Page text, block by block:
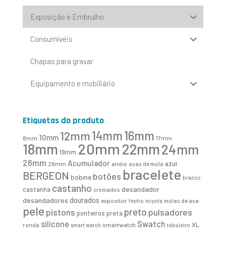
Exposição e Embrulho
Consumíveis
Chapas para gravar
Equipamento e mobiliário
Etiquetas do produto
8mm 10mm 12mm14mm16mm 17mm
18mm 19mm 20mm 22mm24mm
26mm 28mm Acumulador anéis asas de mola azul
BERGEON bobine botões bracelete branco
castanha castanho cromados desandador
desandadores dourados expositor fecho miyota molas de asa
pele pistons ponteiros preta preto pulsadores
ronda silicone smart watch smartwatch Swatch tabuleiro XL